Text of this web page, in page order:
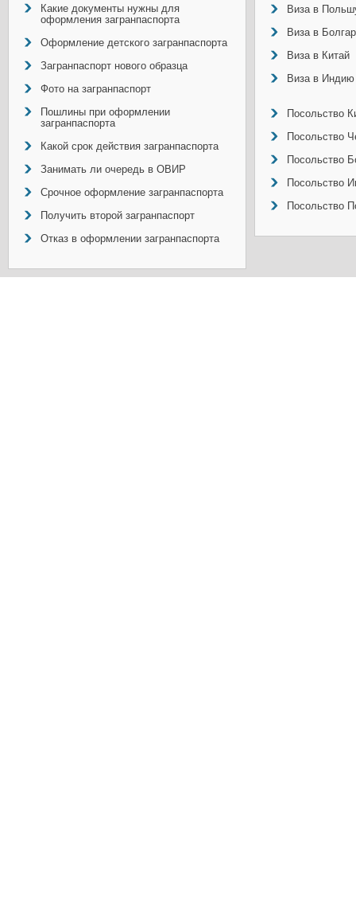
Какие документы нужны для
оформления загранпаспорта
Оформление детского загранпаспорта
Загранпаспорт нового образца
Фото на загранпаспорт
Пошлины при оформлении
загранпаспорта
Какой срок действия загранпаспорта
Занимать ли очередь в ОВИР
Срочное оформление загранпаспорта
Получить второй загранпаспорт
Отказ в оформлении загранпаспорта
Виза в
Виза в
Виза в Китай
Виза в Индию
Посольство
Посольство
Посольство
Посольство
Посольство